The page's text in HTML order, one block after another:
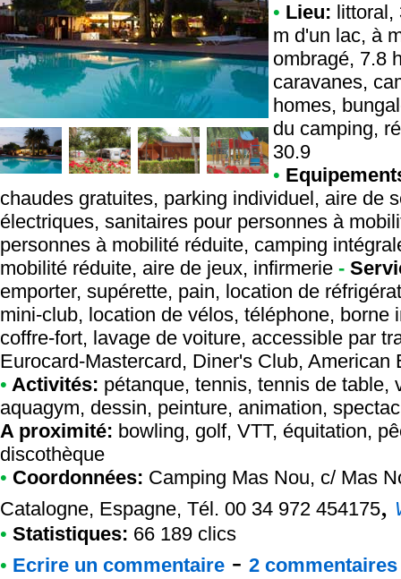
• Lieu: littoral,
m d'un lac, à
ombragé, 7.8
caravanes,
homes,
du camping,
30.9
•
chaudes gratuites, parking individuel, aire de
électriques, sanitaires pour personnes à
personnes à mobilité réduite, camping
mobilité réduite, aire de jeux, infirmerie -
emporter, supérette, pain, location de
mini-club, location de vélos, téléphone, borne
coffre-fort, lavage de voiture, accessible par
Eurocard-Mastercard, Diner's Club, American
• Activités: pétanque, tennis, tennis de table,
aquagym, dessin, peinture, animation,
A proximité: bowling, golf, VTT, équitation,
discothèque
• Coordonnées: Camping Mas Nou, c/ Mas
Catalogne, Espagne, Tél. 00 34 972 454175,
• Statistiques: 66 189 clics
• Ecrire un commentaire - 2